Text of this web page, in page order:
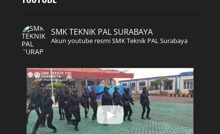
SMK TEKNIK PAL SURABAYA
Akun youtube resmi SMK Teknik PAL Surabaya